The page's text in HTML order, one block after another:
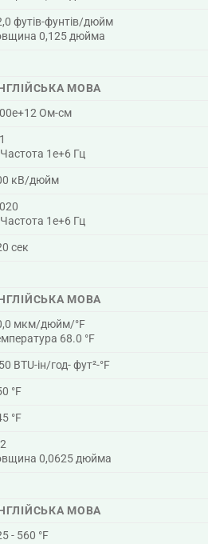
футів-фунтів/дюйм
0,125 дюйма
МОВА
Ом-см
1e+6 Гц
кВ/дюйм
1e+6 Гц
сек
МОВА
мкм/дюйм/°F
68.0 °F
BTU-ін/год- фут²-°F
°F
°F
0,0625 дюйма
МОВА
- 560 °F